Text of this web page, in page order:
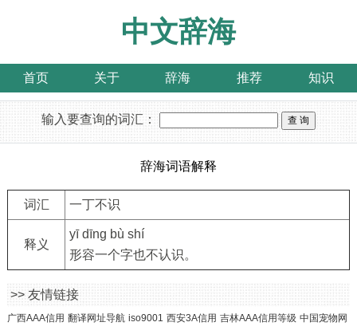
中文辞海
首页 关于 辞海 推荐 知识
输入要查询的词汇：
辞海词语解释
词汇 一丁不识
释义
yī dīng bù shí
形容一个字也不认识。
>> 友情链接
广西AAA信用 翻译网址导航 iso9001 西安3A信用 吉林AAA信用等级 中国宠物网